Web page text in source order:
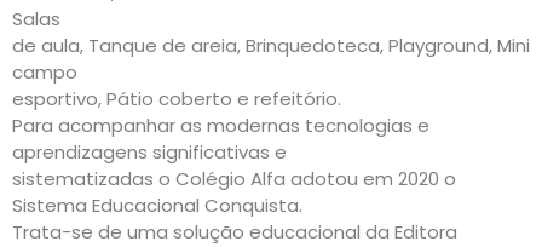
Salas
de aula, Tanque de areia, Brinquedoteca, Playground, Mini
campo
esportivo, Pátio coberto e refeitório.
Para acompanhar as modernas tecnologias e
aprendizagens significativas e
sistematizadas o Colégio Alfa adotou em 2020 o
Sistema Educacional Conquista.
Trata-se de uma solução educacional da Editora